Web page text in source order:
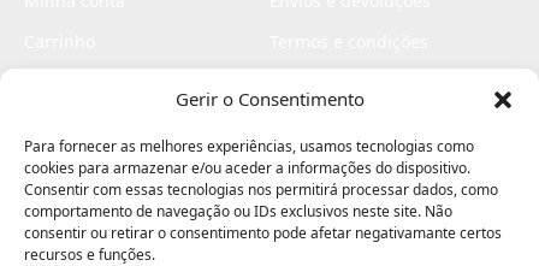
Gerir o Consentimento
Para fornecer as melhores experiências, usamos tecnologias como
cookies para armazenar e/ou aceder a informações do dispositivo.
Consentir com essas tecnologias nos permitirá processar dados, como
comportamento de navegação ou IDs exclusivos neste site. Não
consentir ou retirar o consentimento pode afetar negativamante certos
recursos e funções.
Livro de elogios